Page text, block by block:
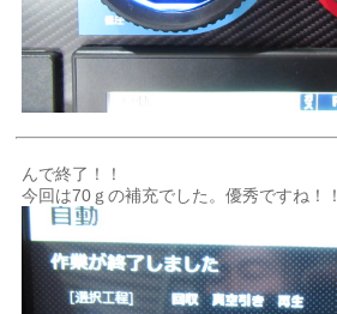
んで終了！！
今回は70ｇの補充でした。優秀ですね！！